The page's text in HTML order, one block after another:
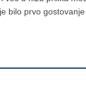
bilo prvo